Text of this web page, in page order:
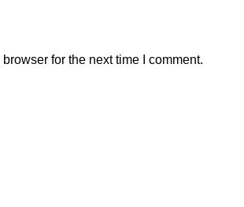
for the next time I comment.